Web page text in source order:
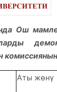
Ош
Аты жөнү